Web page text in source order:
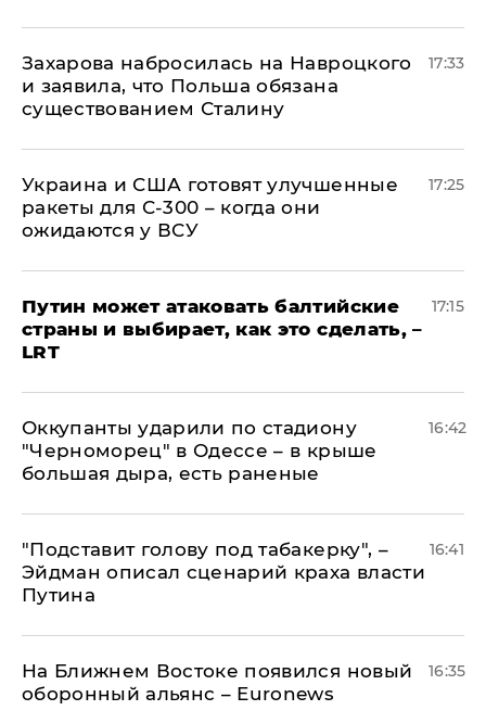
​Захарова набросилась на Навроцкого
и заявила, что Польша обязана
существованием Сталину
17:33
Украина и США готовят улучшенные
ракеты для С-300 – когда они
ожидаются у ВСУ
17:25
Путин может атаковать балтийские
страны и выбирает, как это сделать, –
LRT
17:15
Оккупанты ударили по стадиону
"Черноморец" в Одессе – в крыше
большая дыра, есть раненые
16:42
​"Подставит голову под табакерку", –
Эйдман описал сценарий краха власти
Путина
16:41
На Ближнем Востоке появился новый
оборонный альянс – Euronews
16:35